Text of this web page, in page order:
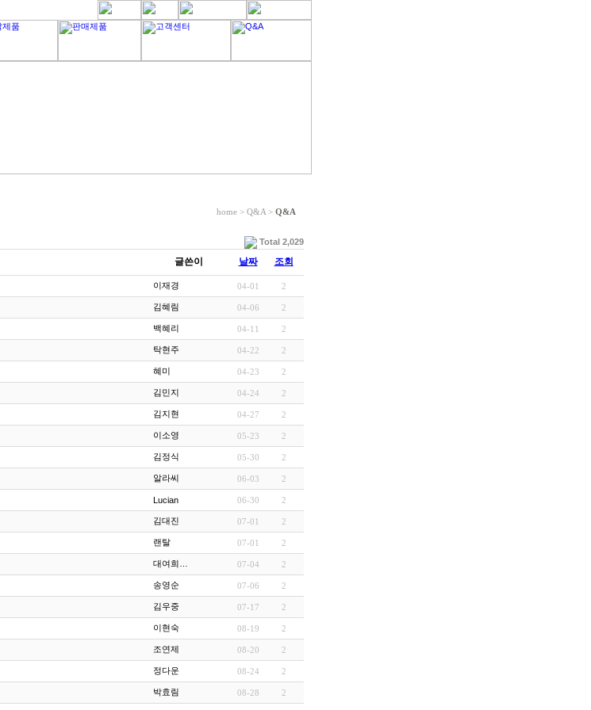
home > Q&A > Q&A
Total 2,029
글쓴이 날짜 조회
이재경 04-01 2
김혜림 04-06 2
백혜리 04-11 2
탁현주 04-22 2
혜미 04-23 2
김민지 04-24 2
김지현 04-27 2
이소영 05-23 2
김정식 05-30 2
알라씨 06-03 2
Lucian 06-30 2
김대진 07-01 2
랜탈 07-01 2
대여희… 07-04 2
송영순 07-06 2
김우중 07-17 2
이현숙 08-19 2
조연제 08-20 2
정다운 08-24 2
박효림 08-28 2